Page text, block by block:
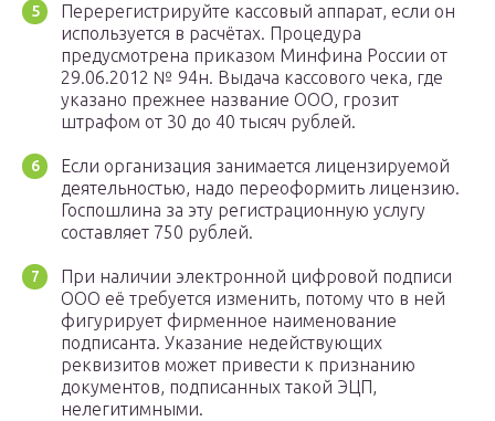
Перерегистрируйте кассовый аппарат, если он
используется в расчётах. Процедура
предусмотрена приказом Минфина России от
29.06.2012 № 94н. Выдача кассового чека, где
указано прежнее название ООО, грозит
штрафом от 30 до 40 тысяч рублей.
Если организация занимается лицензируемой
деятельностью, надо переоформить лицензию.
Госпошлина за эту регистрационную услугу
составляет 750 рублей.
При наличии электронной цифровой подписи
ООО её требуется изменить, потому что в ней
фигурирует фирменное наименование
подписанта. Указание недействующих
реквизитов может привести к признанию
документов, подписанных такой ЭЦП,
нелегитимными.